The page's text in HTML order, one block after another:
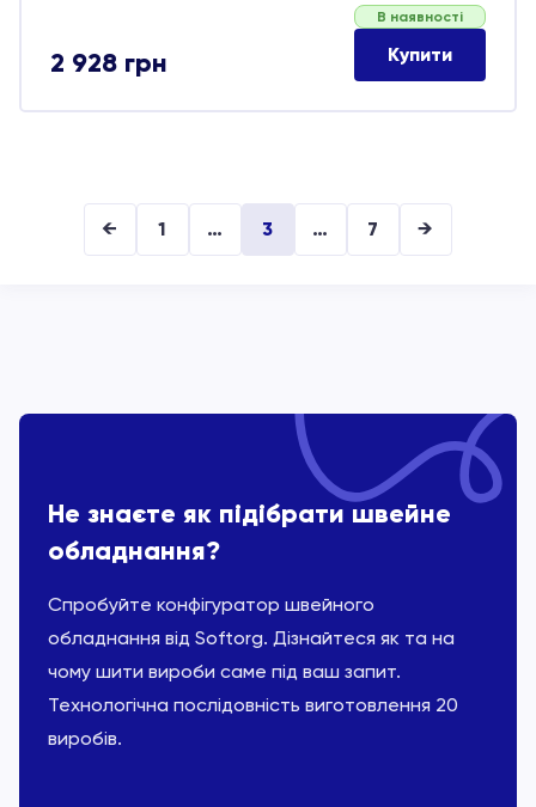
2 928 грн
В наявності
Купити
← 1 … 3 … 7 →
Не знаєте як підібрати швейне
обладнання?
Спробуйте конфігуратор швейного
обладнання від Softorg. Дізнайтеся як та на
чому шити вироби саме під ваш запит.
Технологічна послідовність виготовлення 20
виробів.